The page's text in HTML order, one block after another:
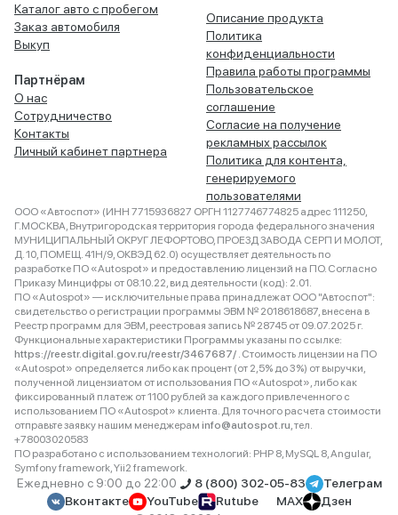
Каталог авто с пробегом
Заказ автомобиля
Выкуп
Партнёрам
О нас
Сотрудничество
Контакты
Личный кабинет партнера
Описание продукта
Политика
конфиденциальности
Правила работы программы
Пользовательское
соглашение
Согласие на получение
рекламных рассылок
Политика для контента,
генерируемого
пользователями
ООО «Автоспот» (ИНН 7715936827 ОРГН 1127746774825 адрес 111250,
Г.МОСКВА, Внутригородская территория города федерального значения
МУНИЦИПАЛЬНЫЙ ОКРУГ ЛЕФОРТОВО, ПРОЕЗД ЗАВОДА СЕРП И МОЛОТ,
Д. 10, ПОМЕЩ. 41Н/9, ОКВЭД 62.0) осуществляет деятельность по
разработке ПО «Autospot» и предоставлению лицензий на ПО. Согласно
Приказу Минцифры от 08.10.22, вид деятельности (код): 2.01.
ПО «Autospot» — исключительные права принадлежат ООО "Автоспот":
свидетельство о регистрации программы ЭВМ № 2018618687, внесена в
Реестр программ для ЭВМ, реестровая запись № 28745 от 09.07.2025 г.
Функциональные характеристики Программы указаны по ссылке:
https://reestr.digital.gov.ru/reestr/3467687/ . Стоимость лицензии на ПО
«Autospot» определяется либо как процент (от 2,5% до 3%) от выручки,
полученной лицензиатом от использования ПО «Autospot», либо как
фиксированный платеж от 1100 рублей за каждого привлеченного с
использованием ПО «Autospot» клиента. Для точного расчета стоимости
отправьте заявку нашим менеджерам info@autospot.ru , тел.
+78003020583
ПО разработано с использованием технологий: PHP 8, MySQL 8, Angular,
Symfony framework, Yii2 framework.
Ежедневно с 9:00 до 22:00 8 (800) 302-05-83
Телеграм
Вконтакте
YouTube Rutube MAX
Дзен